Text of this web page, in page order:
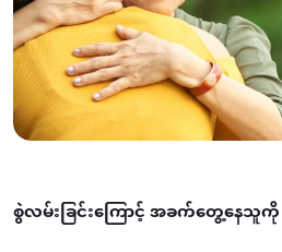
စွဲလမ်းခြင်းကြောင့် အခက်တွေ့နေ